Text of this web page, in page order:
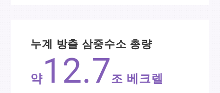
누계 방출 삼중수소 총량
약12.7조 베크렐